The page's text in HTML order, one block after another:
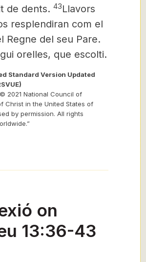
de dents. 43Llavors
resplendiran com el
Regne del seu Pare.
orelles, que escolti.
Standard Version Updated
2021 National Council of
Christ in the United States of
by permission. All rights
on
13:36-43